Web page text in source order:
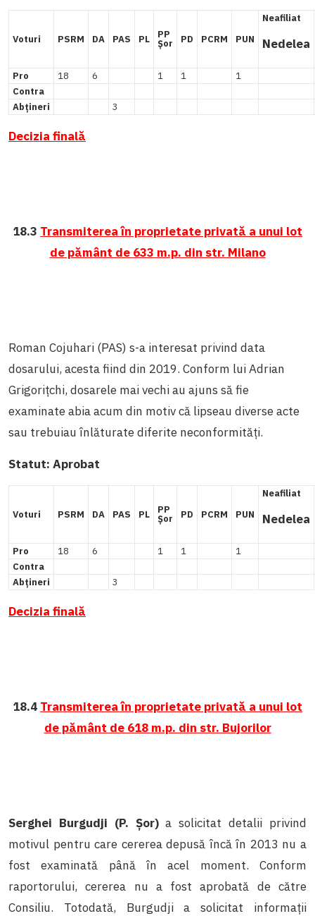
Voturi PSRM DA PAS PL PP
Șor PD PCRM PUN
Neafiliat
Nedelea
Pro 18 6 1 1
1
Contra
Abțineri
3
Decizia finală
18.3 Transmiterea în proprietate privată a unui lot
de pământ de 633 m.p. din str. Milano
Roman Cojuhari (PAS) s-a interesat privind data
dosarului, acesta fiind din 2019. Conform lui Adrian
Grigorițchi, dosarele mai vechi au ajuns să fie
examinate abia acum din motiv că lipseau diverse acte
sau trebuiau înlăturate diferite neconformități.
Statut: Aprobat
Voturi PSRM DA PAS PL PP
Șor PD PCRM PUN
Neafiliat
Nedelea
Pro 18 6 1 1
1
Contra
Abțineri
3
Decizia finală
18.4 Transmiterea în proprietate privată a unui lot
de pământ de 618 m.p. din str. Bujorilor
Serghei Burgudji (P. Șor)a solicitat detalii privind
motivul pentru care cererea depusă încă în 2013 nu a
fost examinată până în acel moment. Conform
raportorului, cererea nu a fost aprobată de către
Consiliu. Totodată, Burgudji a solicitat informații